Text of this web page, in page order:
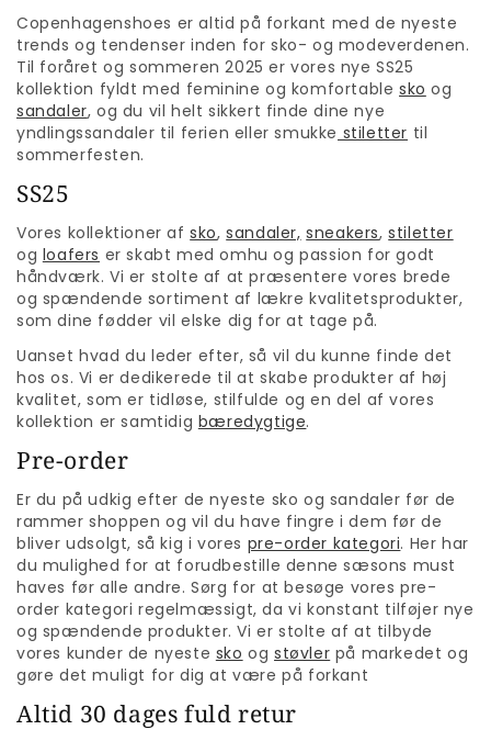
Copenhagenshoes er altid på forkant med de nyeste
trends og tendenser inden for sko- og modeverdenen.
Til foråret og sommeren 2025 er vores nye SS25
kollektion fyldt med feminine og komfortablesko og
sandaler, og du vil helt sikkert finde dine nye
yndlingssandaler til ferien eller smukke stiletter til
sommerfesten.
SS25
Vores kollektioner afsko,sandaler, sneakers,stiletter
og loafers er skabt med omhu og passion for godt
håndværk. Vi er stolte af at præsentere vores brede
og spændende sortiment af lækre kvalitetsprodukter,
som dine fødder vil elske dig for at tage på.
Uanset hvad du leder efter, så vil du kunne finde det
hos os. Vi er dedikerede til at skabe produkter af høj
kvalitet, som er tidløse, stilfulde og en del af vores
kollektion er samtidig bæredygtige.
Pre-order
Er du på udkig efter de nyeste sko og sandaler før de
rammer shoppen og vil du have fingre i dem før de
bliver udsolgt, så kig i vores pre-order kategori. Her har
du mulighed for at forudbestille denne sæsons must
haves før alle andre.Sørg for at besøge vores pre-
order kategori regelmæssigt, da vi konstant tilføjer nye
og spændende produkter. Vi er stolte af at tilbyde
vores kunder de nyeste sko ogstøvler på markedet og
gøre det muligt for dig at være på forkant
Altid 30 dages fuld retur